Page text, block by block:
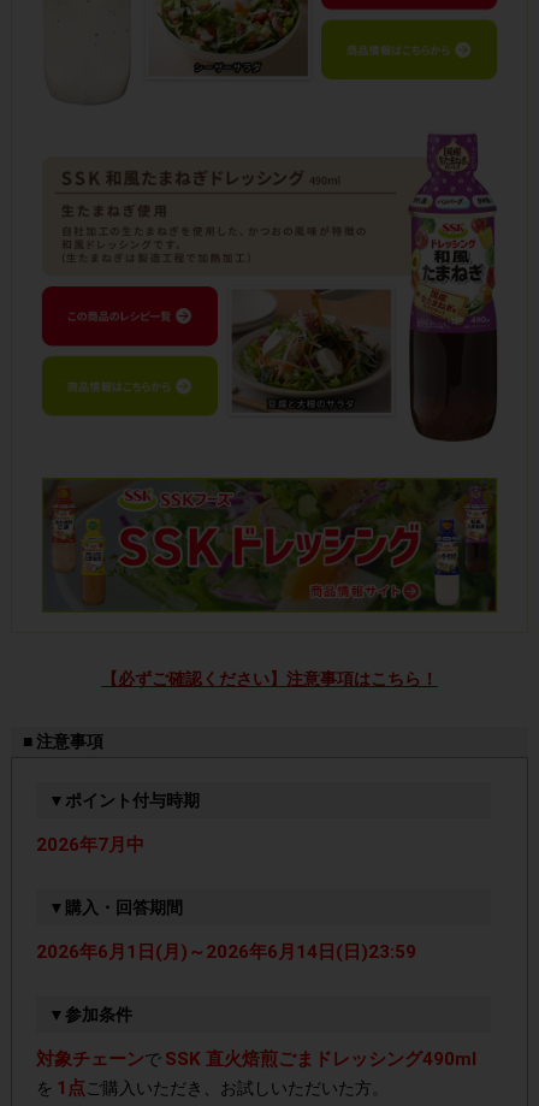
【必ずご確認ください】注意事項はこちら！
■ 注意事項
▼ポイント付与時期
2026年7月中
▼購入・回答期間
2026年6月1日(月)～2026年6月14日(日)23:59
▼参加条件
対象チェーンで SSK 直火焙煎ごまドレッシング490ml
を 1点ご購入いただき、お試しいただいた方。